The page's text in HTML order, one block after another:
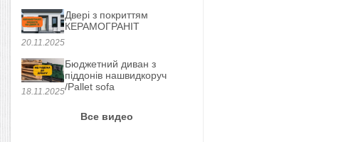
20.11.2025
Двері з покриттям
КЕРАМОГРАНІТ
18.11.2025
Бюджетний диван з
піддонів нашвидкоруч
/Pallet sofa
Все видео